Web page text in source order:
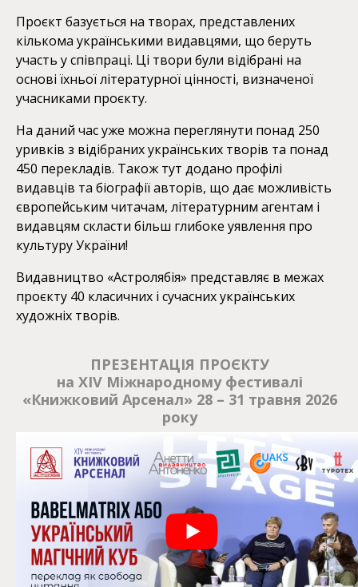
Проєкт базується на творах, представлених
кількома українськими видавцями, що беруть
участь у співпраці. Ці твори були відібрані на
основі їхньої літературної цінності, визначеної
учасниками проєкту.
На даний час уже можна переглянути понад 250
уривків з відібраних українських творів та понад
450 перекладів. Також тут додано профілі
видавців та біографії авторів, що дає можливість
європейським читачам, літературним агентам і
видавцям скласти більш глибоке уявлення про
культуру України!
Видавництво «Астролябія» представляє в межах
проєкту 40 класичних і сучасних українських
художніх творів.
ПРЕЗЕНТАЦІЯ ПРОЄКТУ
на ХIV Міжнародному фестивалі
«Книжковий Арсенал» 28 – 31 травня 2026
року